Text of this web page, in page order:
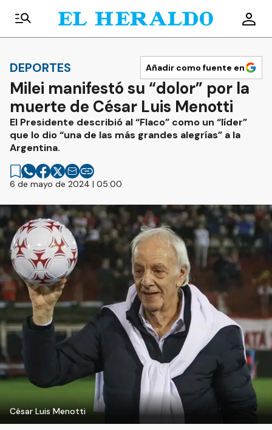
DEPORTES Añadir como fuente en
Milei manifestó su “dolor” por la
muerte de César Luis Menotti
El Presidente describió al “Flaco” como un “líder”
que lo dio “una de las más grandes alegrías” a la
Argentina.
6 de mayo de 2024 | 05:00
César Luis Menotti